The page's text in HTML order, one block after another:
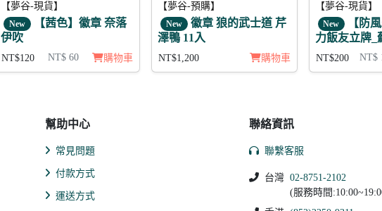
【夢谷-現貨】
New 【茜色】徽章 奈落
伊吹
NT$120 NT$ 60 購物車
【夢谷-預購】
New 徽章 狼的武士道 芹
澤鴨 11入
NT$1,200 購物車
【夢谷-現貨】
New
【防
力飯友立牌_
NT$200 NT$
幫助中心
常見問題
付款方式
運送方式
聯絡資訊
聯繫客服
台灣 02-8751-2102
(服務時間